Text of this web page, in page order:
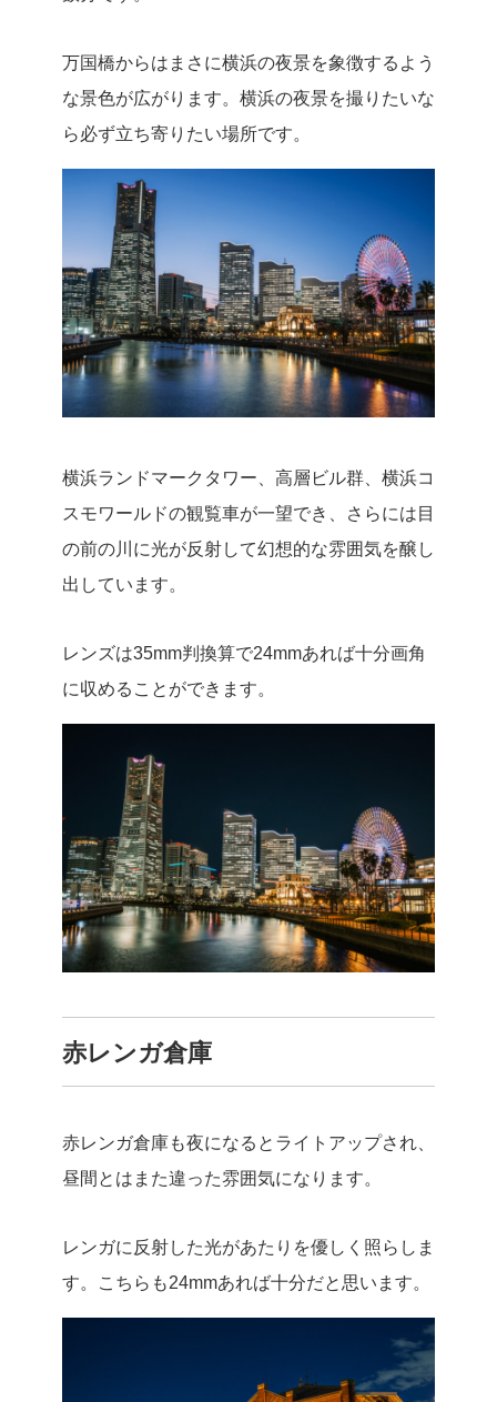
万国橋からはまさに横浜の夜景を象徴するよう
な景色が広がります。横浜の夜景を撮りたいな
ら必ず立ち寄りたい場所です。
横浜ランドマークタワー、高層ビル群、横浜コ
スモワールドの観覧車が一望でき、さらには目
の前の川に光が反射して幻想的な雰囲気を醸し
出しています。
レンズは35mm判換算で24mmあれば十分画角
に収めることができます。
赤レンガ倉庫
赤レンガ倉庫も夜になるとライトアップされ、
昼間とはまた違った雰囲気になります。
レンガに反射した光があたりを優しく照らしま
す。こちらも24mmあれば十分だと思います。